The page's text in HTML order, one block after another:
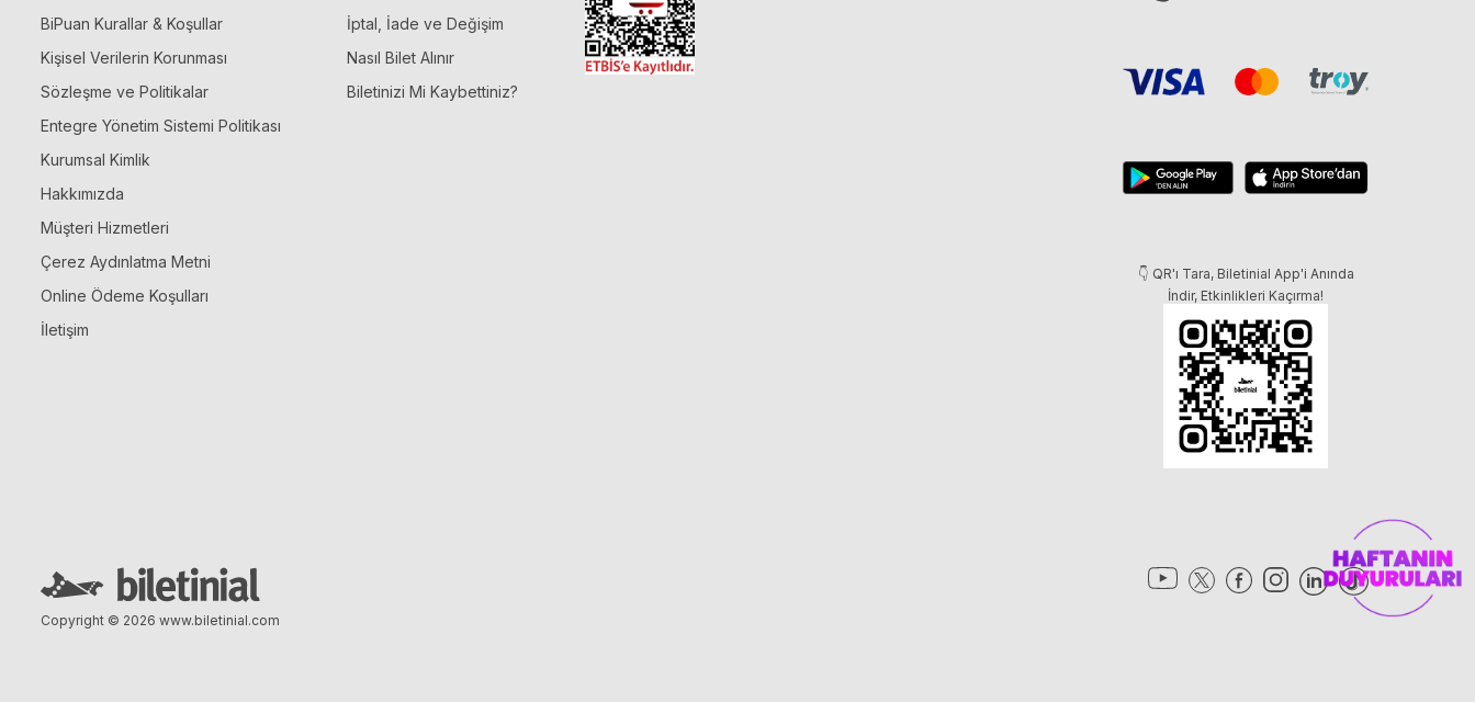
BiPuan Kurallar & Koşullar
Kişisel Verilerin Korunması
Sözleşme ve Politikalar
Entegre Yönetim Sistemi Politikası
Kurumsal Kimlik
Hakkımızda
Müşteri Hizmetleri
Çerez Aydınlatma Metni
Online Ödeme Koşulları
İletişim
İptal, İade ve Değişim
Nasıl Bilet Alınır
Biletinizi Mi Kaybettiniz?
👇 QR'ı Tara, Biletinial App'i Anında
İndir, Etkinlikleri Kaçırma!
Copyright © 2026 www.biletinial.com